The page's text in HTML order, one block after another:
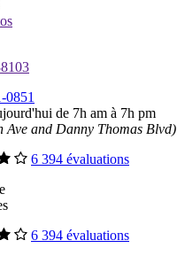
0851
de 7h am à 7h pm
Ave and Danny Thomas Blvd)
6 394 évaluations
6 394 évaluations